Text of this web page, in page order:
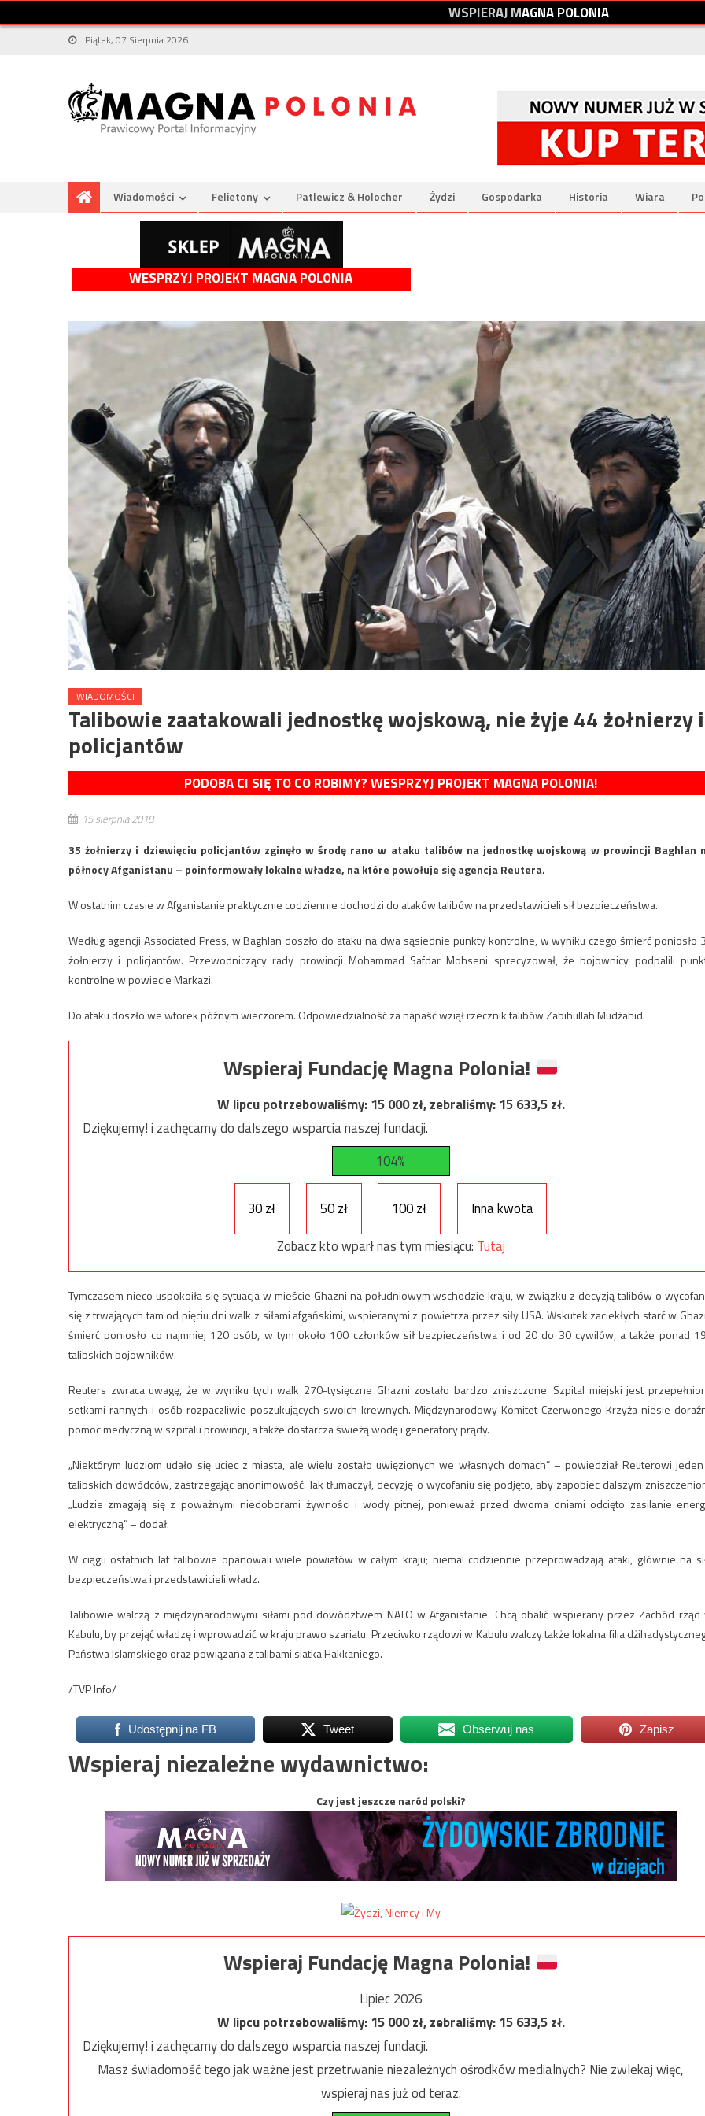
WSPIERAJMAGNAPOLONIA
Piątek, 07 Sierpnia 2026
Wiadomości Felietony Patlewicz & Holocher Żydzi Gospodarka Historia Wiara
WESPRZYJ PROJEKT MAGNA POLONIA
WIADOMOŚCI
Talibowie zaatakowali jednostkę wojskową, nie żyje 44 żołnierzy i
policjantów
PODOBA CI SIĘ TO CO ROBIMY? WESPRZYJ PROJEKT MAGNA POLONIA!
15 sierpnia 2018
35 żołnierzy i dziewięciu policjantów zginęło w środę rano w ataku talibów na jednostkę wojskową w prowincji Baghlan
północy Afganistanu – poinformowały lokalne władze, na które powołuje się agencja Reutera.
W ostatnim czasie w Afganistanie praktycznie codziennie dochodzi do ataków talibów na przedstawicieli sił bezpieczeństwa.
Według agencji Associated Press, w Baghlan doszło do ataku na dwa sąsiednie punkty kontrolne, w wyniku czego śmierć poniosło
żołnierzy i policjantów. Przewodniczący rady prowincji Mohammad Safdar Mohseni sprecyzował, że bojownicy podpalili
kontrolne w powiecie Markazi.
Do ataku doszło we wtorek późnym wieczorem. Odpowiedzialność za napaść wziął rzecznik talibów Zabihullah Mudżahid.
Wspieraj Fundację Magna Polonia!
W lipcu potrzebowaliśmy:15 000zł, zebraliśmy:15 633,5zł.
Dziękujemy! i zachęcamy do dalszego wsparcia naszej fundacji.
104%
30 zł 50 zł 100 zł
Inna kwota
Zobacz kto wparł nas tym miesiącu: Tutaj
Tymczasem nieco uspokoiła się sytuacja w mieście Ghazni na południowym wschodzie kraju, w związku z decyzją talibów o
się z trwających tam od pięciu dni walk z siłami afgańskimi, wspieranymi z powietrza przez siły USA. Wskutek zaciekłych starć w
śmierć poniosło co najmniej 120 osób, w tym około 100 członków sił bezpieczeństwa i od 20 do 30 cywilów, a także ponad
talibskich bojowników.
Reuters zwraca uwagę, że w wyniku tych walk 270-tysięczne Ghazni zostało bardzo zniszczone. Szpital miejski jest
setkami rannych i osób rozpaczliwie poszukujących swoich krewnych. Międzynarodowy Komitet Czerwonego Krzyża niesie
pomoc medyczną w szpitalu prowincji, a także dostarcza świeżą wodę i generatory prądy.
„Niektórym ludziom udało się uciec z miasta, ale wielu zostało uwięzionych we własnych domach” – powiedział Reuterowi
talibskich dowódców, zastrzegając anonimowość. Jak tłumaczył, decyzję o wycofaniu się podjęto, aby zapobiec dalszym
„Ludzie zmagają się z poważnymi niedoborami żywności i wody pitnej, ponieważ przed dwoma dniami odcięto zasilanie
elektryczną” – dodał.
W ciągu ostatnich lat talibowie opanowali wiele powiatów w całym kraju; niemal codziennie przeprowadzają ataki, głównie na
bezpieczeństwa i przedstawicieli władz.
Talibowie walczą z międzynarodowymi siłami pod dowództwem NATO w Afganistanie. Chcą obalić wspierany przez Zachód rząd
Kabulu, by przejąć władzę i wprowadzić w kraju prawo szariatu. Przeciwko rządowi w Kabulu walczy także lokalna filia
Państwa Islamskiego oraz powiązana z talibami siatka Hakkaniego.
/TVP Info/
Udostępnij na FB Tweet Obserwuj nas Zapisz
Wspieraj niezależne wydawnictwo:
Czy jest jeszcze naród polski?
Wspieraj Fundację Magna Polonia!
Lipiec 2026
W lipcu potrzebowaliśmy:15 000zł, zebraliśmy:15 633,5zł.
Dziękujemy! i zachęcamy do dalszego wsparcia naszej fundacji.
Masz świadomość tego jak ważne jest przetrwanie niezależnych ośrodków medialnych? Nie zwlekaj więc,
wspieraj nas już od teraz.